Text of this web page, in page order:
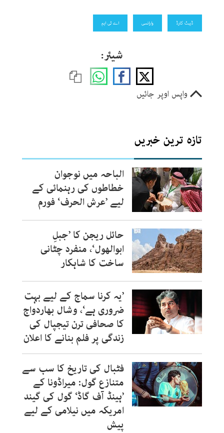
ڈیبٹ کارڈ وارانسی اے ٹی ایم
شیئر:
واپس اوپر جائیں
تازہ ترین خبریں
الباحہ میں نوجوان
خطاطوں کی رہنمائی کے
لیے ’عرش الحرف‘ فورم
حائل ریجن کا ’جبلِ
ابوالھول‘، منفرد چٹانی
ساخت کا شاہکار
’یہ کرنا سماج کے لیے بہت
ضروری ہے‘، وشال بھاردواج
کا صحافی ترن تیجپال کی
زندگی پر فلم بنانے کا اعلان
فٹبال کی تاریخ کا سب سے
متنازع گول: میراڈونا کے
’ہینڈ آف گاڈ‘ گول کی گیند
امریکہ میں نیلامی کے لیے
پیش